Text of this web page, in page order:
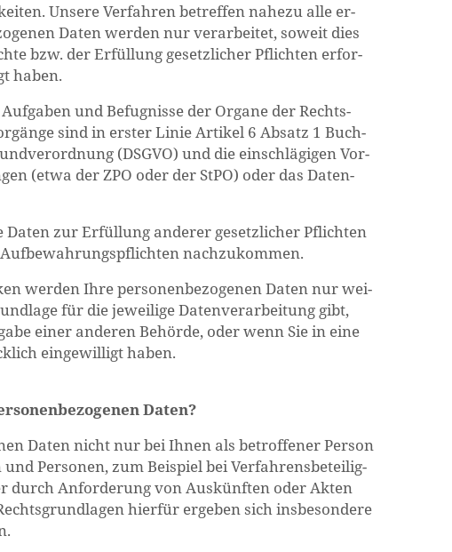
Un­se­re Ver­fah­ren be­tref­fen na­he­zu alle er­
Daten wer­den nur ver­ar­bei­tet, so­weit dies
bzw. der Er­fül­lung ge­setz­li­cher Pflich­ten er­for­
haben.
und Be­fug­nis­se der Or­ga­ne der Rechts­
sind in ers­ter Linie Ar­ti­kel 6 Ab­satz 1 Buch­
(DSGVO) und die ein­schlä­gi­gen Vor­
(etwa der ZPO oder der StPO) oder das Da­ten­
Daten zur Er­fül­lung an­de­rer ge­setz­li­cher Pflich­ten
nach­zu­kom­men.
wer­den Ihre per­so­nen­be­zo­ge­nen Daten nur wei­
für die je­wei­li­ge Da­ten­ver­ar­bei­tung gibt,
einer an­de­ren Be­hör­de, oder wenn Sie in eine
ein­ge­wil­ligt haben.
Daten?
Daten nicht nur bei Ihnen als be­trof­fe­ner Per­son
Per­so­nen, zum Bei­spiel bei Ver­fah­rens­be­tei­lig­
durch An­for­de­rung von Aus­künf­ten oder Akten
hier­für er­ge­ben sich ins­be­son­de­re